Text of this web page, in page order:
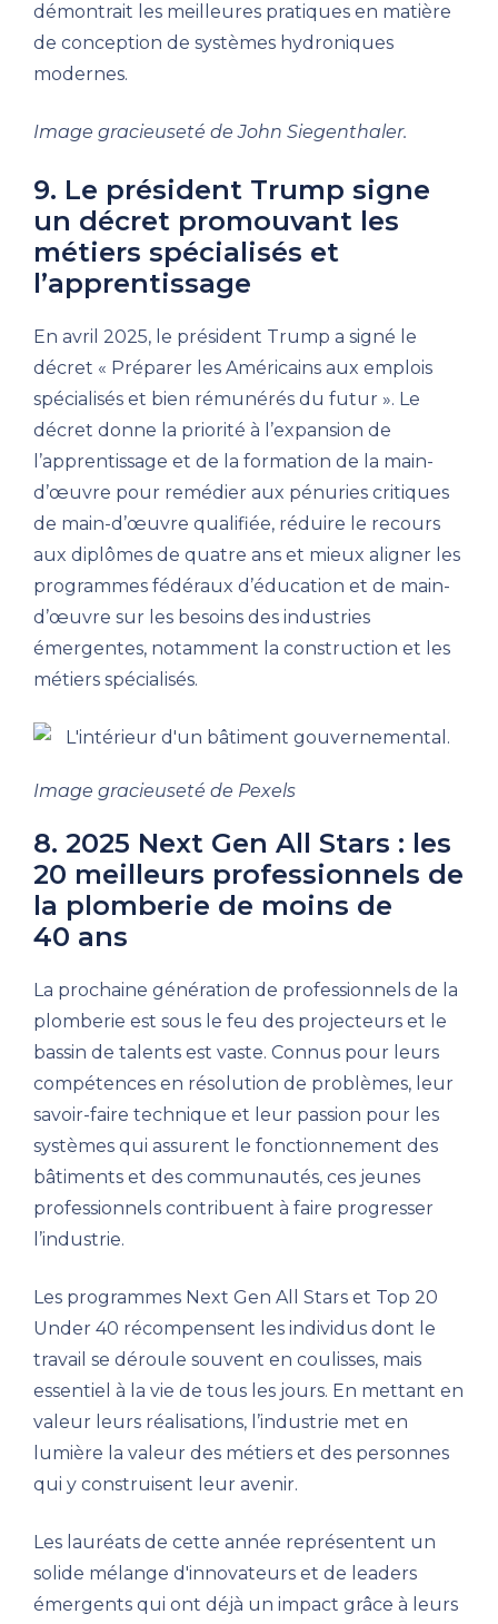
démontrait les meilleures pratiques en matière
de conception de systèmes hydroniques
modernes.
Image gracieuseté de John Siegenthaler.
9. Le président Trump signe
un décret promouvant les
métiers spécialisés et
l’apprentissage
En avril 2025, le président Trump a signé le
décret « Préparer les Américains aux emplois
spécialisés et bien rémunérés du futur ». Le
décret donne la priorité à l’expansion de
l’apprentissage et de la formation de la main-
d’œuvre pour remédier aux pénuries critiques
de main-d’œuvre qualifiée, réduire le recours
aux diplômes de quatre ans et mieux aligner les
programmes fédéraux d’éducation et de main-
d’œuvre sur les besoins des industries
émergentes, notamment la construction et les
métiers spécialisés.
Image gracieuseté de Pexels
8. 2025 Next Gen All Stars : les
20 meilleurs professionnels de
la plomberie de moins de
40 ans
La prochaine génération de professionnels de la
plomberie est sous le feu des projecteurs et le
bassin de talents est vaste. Connus pour leurs
compétences en résolution de problèmes, leur
savoir-faire technique et leur passion pour les
systèmes qui assurent le fonctionnement des
bâtiments et des communautés, ces jeunes
professionnels contribuent à faire progresser
l’industrie.
Les programmes Next Gen All Stars et Top 20
Under 40 récompensent les individus dont le
travail se déroule souvent en coulisses, mais
essentiel à la vie de tous les jours. En mettant en
valeur leurs réalisations, l’industrie met en
lumière la valeur des métiers et des personnes
qui y construisent leur avenir.
Les lauréats de cette année représentent un
solide mélange d'innovateurs et de leaders
émergents qui ont déjà un impact grâce à leurs